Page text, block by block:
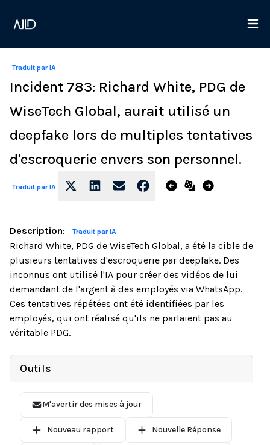
Traduit par IA
Incident 783: Richard White, PDG de
WiseTech Global, aurait utilisé un
deepfake lors de multiples tentatives
d'escroquerie envers son personnel.
Traduit par IA
Description: Traduit par IA
Richard White, PDG de WiseTech Global, a été la cible de
plusieurs tentatives d'escroquerie par deepfake. Des
inconnus ont utilisé l'IA pour créer des vidéos de lui
demandant de l'argent à des employés via WhatsApp.
Ces tentatives répétées ont été identifiées par les
employés, qui ont réalisé qu'ils ne parlaient pas au
véritable PDG.
Outils
M'avertir des mises à jour
Nouveau rapport Nouvelle Réponse